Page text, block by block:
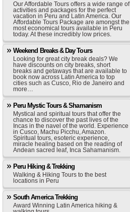
Our Affordable Tours offers a wide range of
activities and packages for the perfect
vacation in Peru and Latin America. Our
Affordable Tours Package are amongst the
most economical tours available in Peru
today. At these incredibly low prices.
Weekend Breaks & Day Tours
Looking for great city break deals? We
have discounts on city breaks, short
breaks and getaways that are available to
book now across Latin America to top
cities such as Cusco, Rio de Janeiro and
more…
Peru Mystic Tours & Shamanism
Mystical and spiritual tours that offer the
chance to discover the past lives of the
Incas in the navel of the world. Experience
in Cusco, Machu Picchu, Amazon.
Spiritual tours, esoteric experience,
miracle healing based on the reading of
Andean sacred leaf, Inca Sahamanism.
Peru Hiking & Trekking
Walking & Hiking Tours to the best
locations in Peru
South America Trekking
Award Winning Latin America hiking &